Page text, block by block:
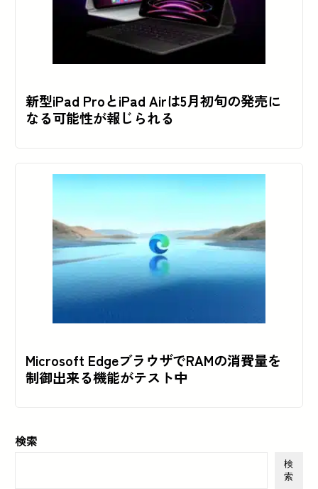
新型iPad ProとiPad Airは5月初旬の発売に
なる可能性が報じられる
Microsoft EdgeブラウザでRAMの消費量を
制御出来る機能がテスト中
検索
検
索